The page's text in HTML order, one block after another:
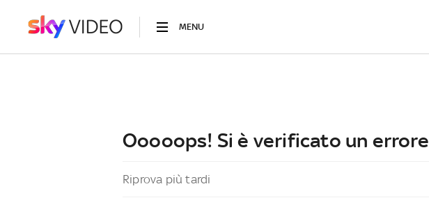
MENU
Ooooops! Si è verificato un errore
Riprova più tardi